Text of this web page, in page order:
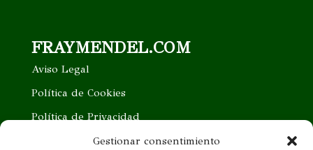
Gestionar consentimiento
FRAYMENDEL.COM
Aviso Legal
Política de Cookies
Política de Privacidad
Trabaja con nosotros